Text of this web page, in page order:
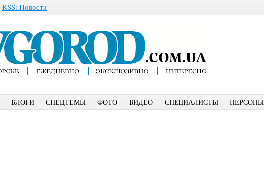
RSS: Новости
БЛОГИ СПЕЦТЕМЫ ФОТО ВИДЕО СПЕЦИАЛИСТЫ ПЕРСОНЫ